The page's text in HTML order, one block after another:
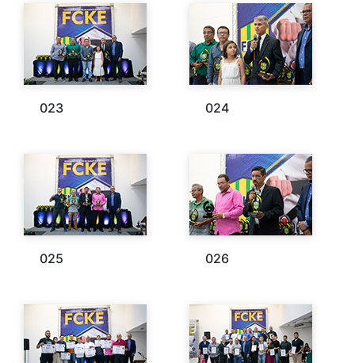
023 024
025 026